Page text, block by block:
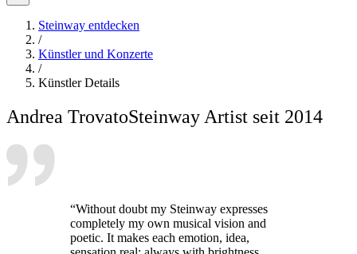
Steinway entdecken
/
Künstler und Konzerte
/
Künstler Details
Andrea TrovatoSteinway Artist seit 2014
“Without doubt my Steinway expresses
completely my own musical vision and
poetic. It makes each emotion, idea,